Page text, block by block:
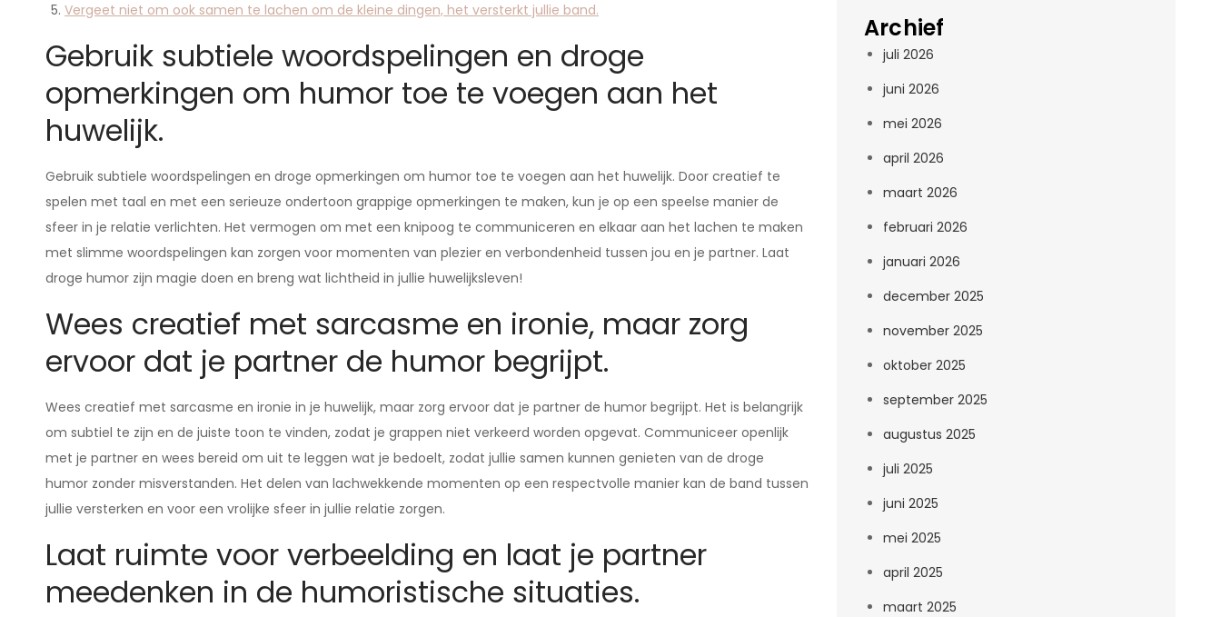
Vergeet niet om ook samen te lachen om de kleine dingen, het versterkt jullie band.
Gebruik subtiele woordspelingen en droge
opmerkingen om humor toe te voegen aan het
huwelijk.
Gebruik subtiele woordspelingen en droge opmerkingen om humor toe te voegen aan het huwelijk. Door creatief te
spelen met taal en met een serieuze ondertoon grappige opmerkingen te maken, kun je op een speelse manier de
sfeer in je relatie verlichten. Het vermogen om met een knipoog te communiceren en elkaar aan het lachen te maken
met slimme woordspelingen kan zorgen voor momenten van plezier en verbondenheid tussen jou en je partner. Laat
droge humor zijn magie doen en breng wat lichtheid in jullie huwelijksleven!
Wees creatief met sarcasme en ironie, maar zorg
ervoor dat je partner de humor begrijpt.
Wees creatief met sarcasme en ironie in je huwelijk, maar zorg ervoor dat je partner de humor begrijpt. Het is belangrijk
om subtiel te zijn en de juiste toon te vinden, zodat je grappen niet verkeerd worden opgevat. Communiceer openlijk
met je partner en wees bereid om uit te leggen wat je bedoelt, zodat jullie samen kunnen genieten van de droge
humor zonder misverstanden. Het delen van lachwekkende momenten op een respectvolle manier kan de band tussen
jullie versterken en voor een vrolijke sfeer in jullie relatie zorgen.
Laat ruimte voor verbeelding en laat je partner
meedenken in de humoristische situaties.
Archief
juli 2026
juni 2026
mei 2026
april 2026
maart 2026
februari 2026
januari 2026
december 2025
november 2025
oktober 2025
september 2025
augustus 2025
juli 2025
juni 2025
mei 2025
april 2025
maart 2025